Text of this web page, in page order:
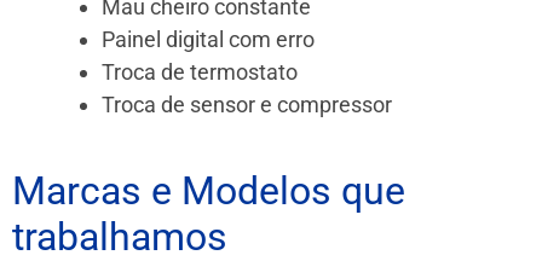
Mau cheiro constante
Painel digital com erro
Troca de termostato
Troca de sensor e compressor
Marcas e Modelos que
trabalhamos